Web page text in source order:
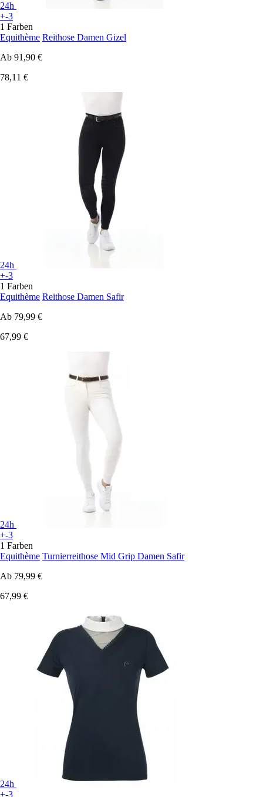
24h
+-3
1 Farben
Equithème Reithose Damen Gizel
Ab 91,90 €
78,11 €
24h
+-3
1 Farben
Equithème Reithose Damen Safir
Ab 79,99 €
67,99 €
24h
+-3
1 Farben
Equithème Turnierreithose Mid Grip Damen Safir
Ab 79,99 €
67,99 €
24h
+-3